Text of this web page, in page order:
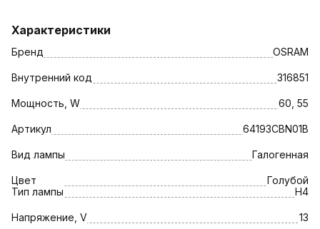
Характеристики
Бренд OSRAM
Внутренний код 316851
Мощность, W 60, 55
Артикул 64193CBN01B
Вид лампы Галогенная
Цвет
Голубой
Тип лампы
H4
Напряжение, V 13